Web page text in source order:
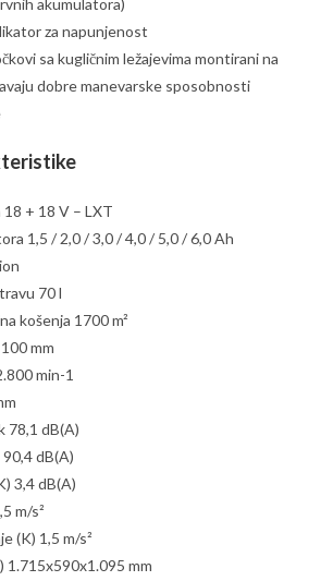
za napunjenost
sa kugličnim ležajevima montirani na
dobre manevarske sposobnosti
+ 18 V – LXT
1,5 / 2,0 / 3,0 / 4,0 / 5,0 / 6,0 Ah
70 l
košenja 1700 m²
mm
min-1
78,1 dB(A)
dB(A)
3,4 dB(A)
m/s²
(K) 1,5 m/s²
1.715x590x1.095 mm